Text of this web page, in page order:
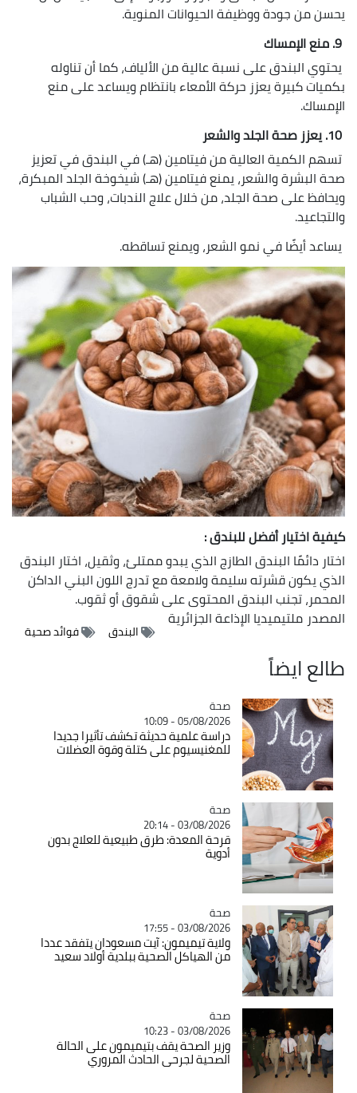
يحسن من جودة ووظيفة الحيوانات المنوية.
يحتوي البندق على نسبة عالية من الألياف، كما أن تناوله
بكميات كبيرة يعزز حركة الأمعاء بانتظام ويساعد على منع
الإمساك.
تسهم الكمية العالية من فيتامين (هـ) في البندق في تعزيز
صحة البشرة والشعر، يمنع فيتامين (هـ) شيخوخة الجلد المبكرة،
ويحافظ على صحة الجلد، من خلال علاج الندبات، وحب الشباب
والتجاعيد.
يساعد أيضًا في نمو الشعر، ويمنع تساقطه.
كيفية اختيار أفضل للبندق :
اختار دائمًا البندق الطازج الذي يبدو ممتلئ، وثقيل، اختار البندق
الذي يكون قشرته سليمة ولامعة مع تدرج اللون البني الداكن
المحمر، تجنب البندق المحتوى على شقوق أو ثقوب.
المصدرملتيميديا الإذاعة الجزائرية
البندق فوائد صحية
طالع ايضاً
Catégorie
صحة
05/08/2026 - 10:09
دراسة علمية حديثة تكشف تأثيرا جديدا
للمغنيسيوم على كتلة وقوة العضلات
Catégorie
صحة
03/08/2026 - 20:14
قرحة المعدة: طرق طبيعية للعلاج بدون
أدوية
Catégorie
صحة
03/08/2026 - 17:55
ولاية تيميمون: آيت مسعودان يتفقد عددا
من الهياكل الصحية ببلدية أولاد سعيد
Catégorie
صحة
03/08/2026 - 10:23
وزير الصحة يقف بتيميمون على الحالة
الصحية لجرحى الحادث المروري